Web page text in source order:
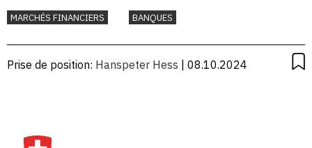
MARCHÉS FINANCIERS BANQUES
Prise de position: Hanspeter Hess | 08.10.2024